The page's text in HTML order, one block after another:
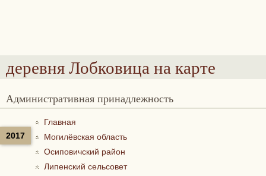
деревня Лобковицана карте
Административная принадлежность
2017
Главная
Могилёвская область
Осиповичский район
Липенский сельсовет